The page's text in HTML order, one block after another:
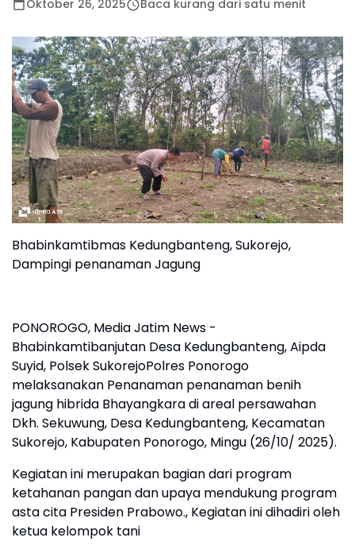
Oktober 26, 2025 Baca kurang dari satu menit
Bhabinkamtibmas Kedungbanteng, Sukorejo,
Dampingi penanaman Jagung
PONOROGO, Media Jatim News -
Bhabinkamtibanjutan Desa Kedungbanteng, Aipda
Suyid, Polsek SukorejoPolres Ponorogo
melaksanakan Penanaman penanaman benih
jagung hibrida Bhayangkara di areal persawahan
Dkh. Sekuwung, Desa Kedungbanteng, Kecamatan
Sukorejo, Kabupaten Ponorogo, Mingu (26/10/ 2025).
Kegiatan ini merupakan bagian dari program
ketahanan pangan dan upaya mendukung program
asta cita Presiden Prabowo., Kegiatan ini dihadiri oleh
ketua kelompok tani